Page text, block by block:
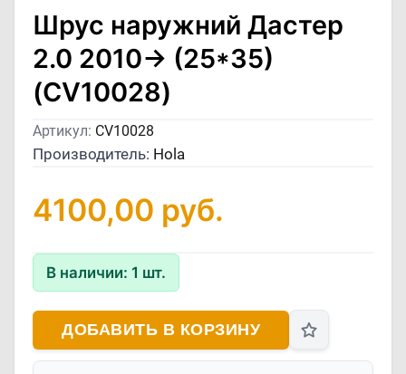
Шрус наружний Дастер
2.0 2010-> (25*35)
(CV10028)
Артикул: CV10028
Производитель: Hola
4100,00 руб.
В наличии: 1 шт.
ДОБАВИТЬ В КОРЗИНУ